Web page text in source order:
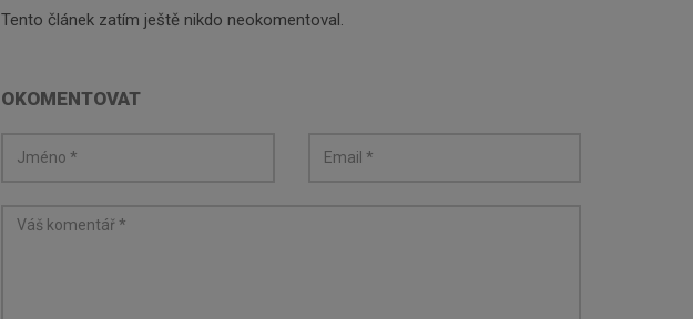
Tento článek zatím ještě nikdo neokomentoval.
OKOMENTOVAT